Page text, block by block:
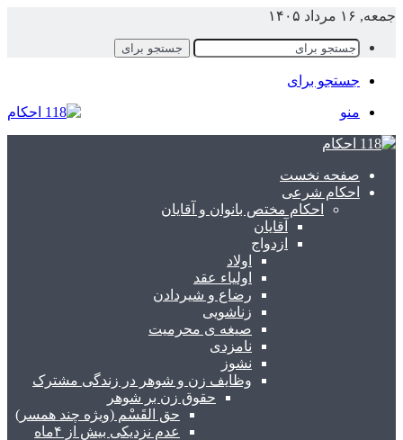
جمعه, ۱۶ مرداد ۱۴۰۵
جستجو برای
جستجو برای
منو
صفحه نخست
احکام شرعی
احکام مختص بانوان و آقایان
آقایان
ازدواج
اولاد
اولیاء عقد
رضاع و شیردادن
زناشویی
صیغه ی محرمیت
نامزدی
نشوز
وظایف زن و شوهر در زندگی مشترک
حقوق زن بر شوهر
حق القَسْم (ویژه چند همسر)
عدم نزدیکی بیش از ۴ماه